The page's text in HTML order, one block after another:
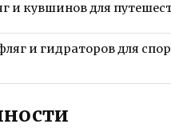
и кувшинов для
и гидраторов для